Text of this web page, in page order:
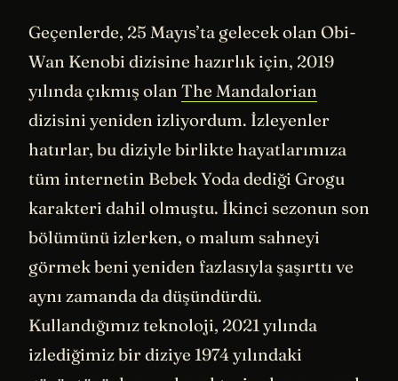
Geçenlerde, 25 Mayıs’ta gelecek olan Obi-
Wan Kenobi dizisine hazırlık için, 2019
yılında çıkmış olan The Mandalorian
dizisini yeniden izliyordum. İzleyenler
hatırlar, bu diziyle birlikte hayatlarımıza
tüm internetin Bebek Yoda dediği Grogu
karakteri dahil olmuştu. İkinci sezonun son
bölümünü izlerken, o malum sahneyi
görmek beni yeniden fazlasıyla şaşırttı ve
aynı zamanda da düşündürdü.
Kullandığımız teknoloji, 2021 yılında
izlediğimiz bir diziye 1974 yılındaki